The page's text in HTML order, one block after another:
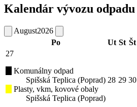
Kalendár vývozu odpadu
August2026
Po
Ut St Št
27
Komunálny odpad
Spišská Teplica (Poprad)
Plasty, vkm, kovové obaly
Spišská Teplica (Poprad)
28 29 30